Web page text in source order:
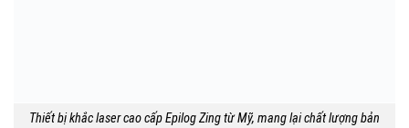
Thiết bị khắc laser cao cấp Epilog Zing từ Mỹ, mang lại chất lượng bản